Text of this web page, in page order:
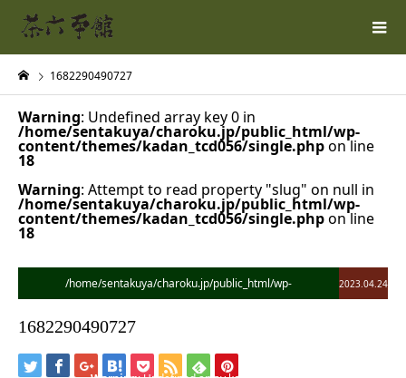
1682290490727
Warning: Undefined array key 0 in
/home/sentakuya/charoku.jp/public_html/wp-
content/themes/kadan_tcd056/single.phpon line
18
Warning: Attempt to read property "slug" on null in
/home/sentakuya/charoku.jp/public_html/wp-
content/themes/kadan_tcd056/single.phpon line
18
/home/sentakuya/charoku.jp/public_html/wp- 2023.04.24
1682290490727